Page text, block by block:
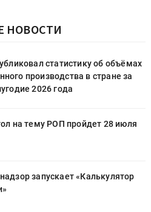
НОВОСТИ
статистику об объёмах
производства в стране за
2026 года
на тему РОП пройдет 28 июля
запускает «Калькулятор